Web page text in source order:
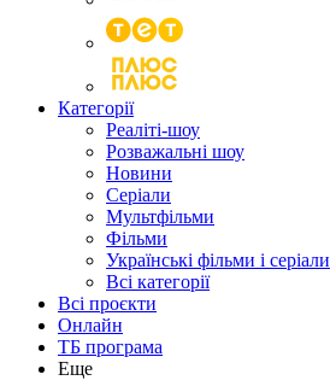
Категорії
Реаліті-шоу
Розважальні шоу
Новини
Серіали
Мультфільми
Фільми
Українські фільми і серіали
Всі категорії
Всі проєкти
Онлайн
ТБ програма
Еще